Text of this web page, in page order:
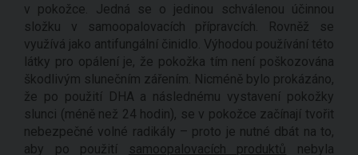
v pokožce. Jedná se o jedinou schválenou účinnou
složku v samoopalovacích přípravcích. Rovněž se
využívá jako antifungální činidlo. Výhodou používání této
látky pro opálení je, že pokožka tím není poškozována
škodlivým slunečním zářením. Nicméně bylo prokázáno,
že po použití DHA a následnému vystavení pokožky
slunci (méně než 24 hodin), se v pokožce začínají tvořit
nebezpečné volné radikály – proto je nutné dbát na to,
aby po použití
samoopalovacích produktů
nebyla